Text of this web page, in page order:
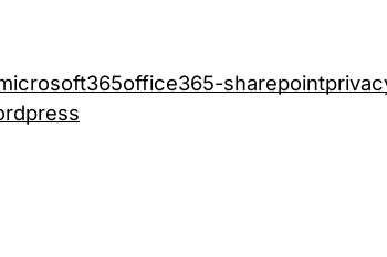
office365-sharepoint
Vedno omogočeno
Običajno se
delovanje naše
kako se